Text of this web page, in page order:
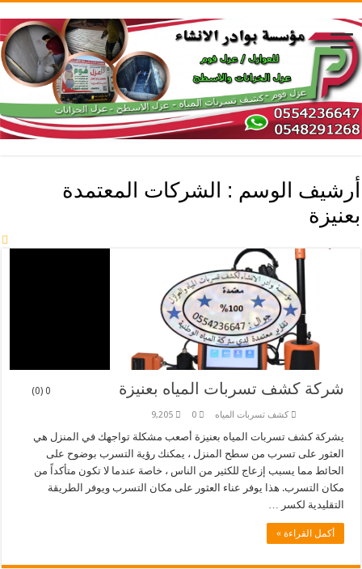
أرشيف الوسم : الشركات المعتمدة
بعنيزة
شركة كشف تسربات المياه بعنيزة 0 (0)
كشف تسربات المياه 0
9,205
يشركة كشف تسربات المياه بعنيزة أصعب مشكلة تواجهك في المنزل هي
العثور على تسرب من سطح المنزل ، يمكنك رؤية التسرب بوضوح على
الحائط مما يسبب إزعاج للكثير من الناس ، خاصة عندما لا تكون متأكداً من
مكان التسرب. هذا يوفر عناء العثور على مكان التسرب ويوفر الطريقة
التقليدية لكسر …
أكمل القراءة »